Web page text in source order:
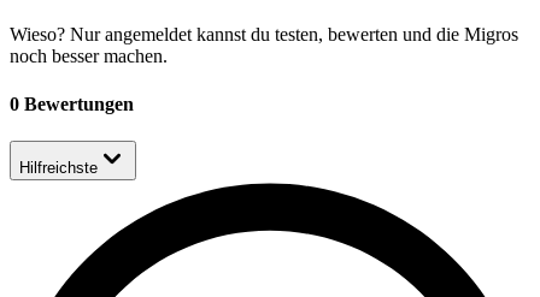
Wieso? Nur angemeldet kannst du testen, bewerten und die Migros
noch besser machen.
0 Bewertungen
Hilfreichste